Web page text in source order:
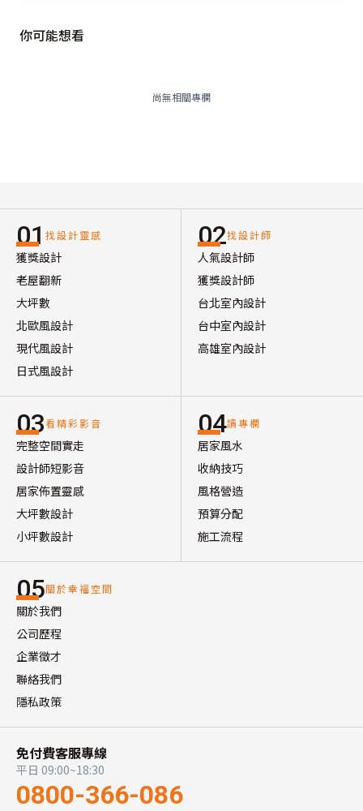
你可能想看
尚無相關專欄
01 找設計靈感
獲獎設計
老屋翻新
大坪數
北歐風設計
現代風設計
日式風設計
02找設計師
人氣設計師
獲獎設計師
台北室內設計
台中室內設計
高雄室內設計
03看精彩影音
完整空間實走
設計師短影音
居家佈置靈感
大坪數設計
小坪數設計
04讀專欄
居家風水
收納技巧
風格營造
預算分配
施工流程
05關於幸福空間
關於我們
公司歷程
企業徵才
聯絡我們
隱私政策
免付費客服專線
平日 09:00~18:30
0800-366-086